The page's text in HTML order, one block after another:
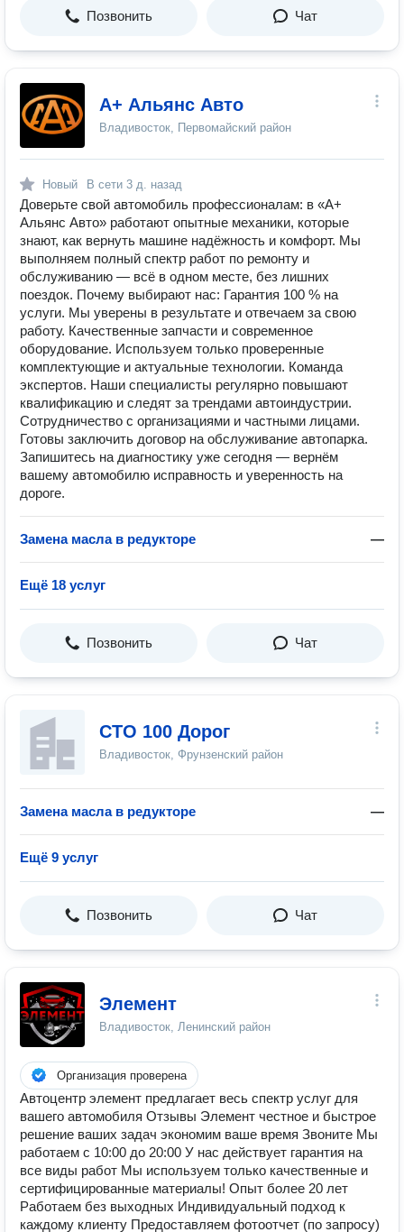
Позвонить Чат
А+ Альянс Авто
Владивосток, Первомайский район
Новый В сети 3 д. назад
Доверьте свой автомобиль профессионалам: в «А+
Альянс Авто» работают опытные механики, которые
знают, как вернуть машине надёжность и комфорт. Мы
выполняем полный спектр работ по ремонту и
обслуживанию — всё в одном месте, без лишних
поездок. Почему выбирают нас: Гарантия 100 % на
услуги. Мы уверены в результате и отвечаем за свою
работу. Качественные запчасти и современное
оборудование. Используем только проверенные
комплектующие и актуальные технологии. Команда
экспертов. Наши специалисты регулярно повышают
квалификацию и следят за трендами автоиндустрии.
Сотрудничество с организациями и частными лицами.
Готовы заключить договор на обслуживание автопарка.
Запишитесь на диагностику уже сегодня — вернём
вашему автомобилю исправность и уверенность на
дороге.
Замена масла в редукторе —
Ещё 18 услуг
Позвонить Чат
СТО 100 Дорог
Владивосток, Фрунзенский район
Замена масла в редукторе —
Ещё 9 услуг
Позвонить Чат
Элемент
Владивосток, Ленинский район
Организация проверена
Автоцентр элемент предлагает весь спектр услуг для
вашего автомобиля Отзывы Элемент честное и быстрое
решение ваших задач экономим ваше время Звоните Мы
работаем с 10:00 до 20:00 У нас действует гарантия на
все виды работ Мы используем только качественные и
сертифицированные материалы! Опыт более 20 лет
Работаем без выходных Индивидуальный подход к
каждому клиенту Предоставляем фотоотчет (по запросу)